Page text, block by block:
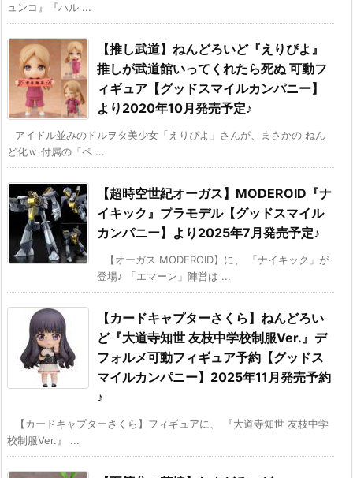
ュンコ』『ハル ...
【推し武道】ねんどろいど『えりぴよ』
推しが武道館いってくれたら死ぬ 可動フ
ィギュア【グッドスマイルカンパニー】
より2020年10月発売予定♪
アイドル並みのドルヲタ美少女「えりぴよ」さんが、まさかの ねん
ど化ｗ 付属の「ペ ...
【超時空世紀オーガス】MODEROID『ナ
イキック』プラモデル【グッドスマイル
カンパニー】より2025年7月発売予定♪
【オーガス MODEROID】に、 「ナイキック」が
登場♪ 「エマーン」陣営は ...
【カードキャプターさくら】ねんどろい
ど『大道寺知世 友枝中学校制服Ver.』デ
フォルメ可動フィギュア予約【グッドス
マイルカンパニー】2025年11月発売予約
♪
【カードキャプターさくら】フィギュアに、 『大道寺知世 友枝中学
校制服Ver.』 ...